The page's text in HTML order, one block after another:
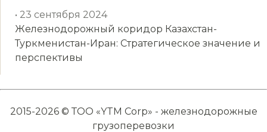
• 23 сентября 2024
Железнодорожный коридор Казахстан-
Туркменистан-Иран: Стратегическое значение и
перспективы
2015-2026 © ТОО «YTM Corp» - железнодорожные
грузоперевозки